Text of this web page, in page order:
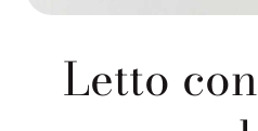
Letto